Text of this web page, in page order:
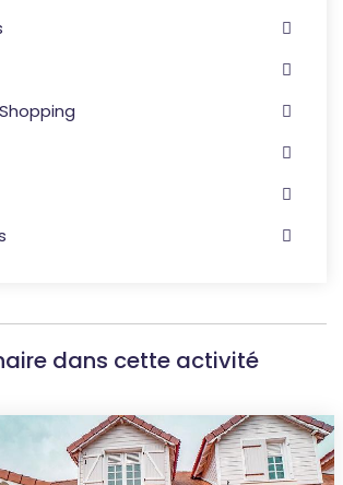
dans cette activité